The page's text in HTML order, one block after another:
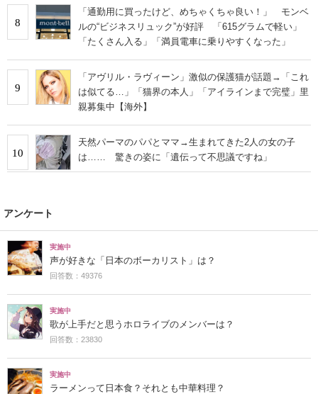
8
「通勤用に買ったけど、めちゃくちゃ良い！」 モンベ
ルの“ビジネスリュック”が好評 「615グラムで軽い」
「たくさん入る」「満員電車に乗りやすくなった」
9
「アヴリル・ラヴィーン」激似の保護猫が話題→「これ
は似てる…」「猫界の本人」「アイラインまで完璧」里
親募集中【海外】
10
天然パーマのパパとママ→生まれてきた2人の女の子
は…… 驚きの姿に「遺伝って不思議ですね」
アンケート
実施中
声が好きな「日本のボーカリスト」は？
回答数：49376
実施中
歌が上手だと思うホロライブのメンバーは？
回答数：23830
実施中
ラーメンって日本食？それとも中華料理？